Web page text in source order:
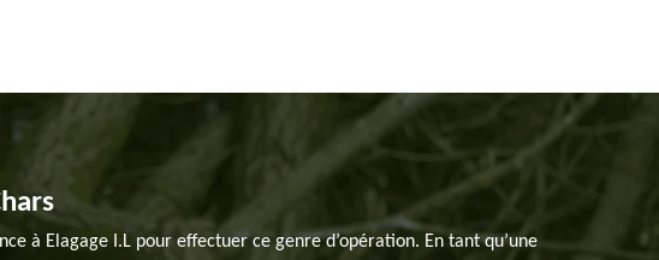
à Elagage I.L pour effectuer ce genre d’opération. En tant qu’une